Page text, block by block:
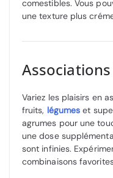
comestibles. Vous
une texture plus
Variez les plaisirs en
fruits, légumes et
agrumes pour une
une dose
sont infinies.
combinaisons